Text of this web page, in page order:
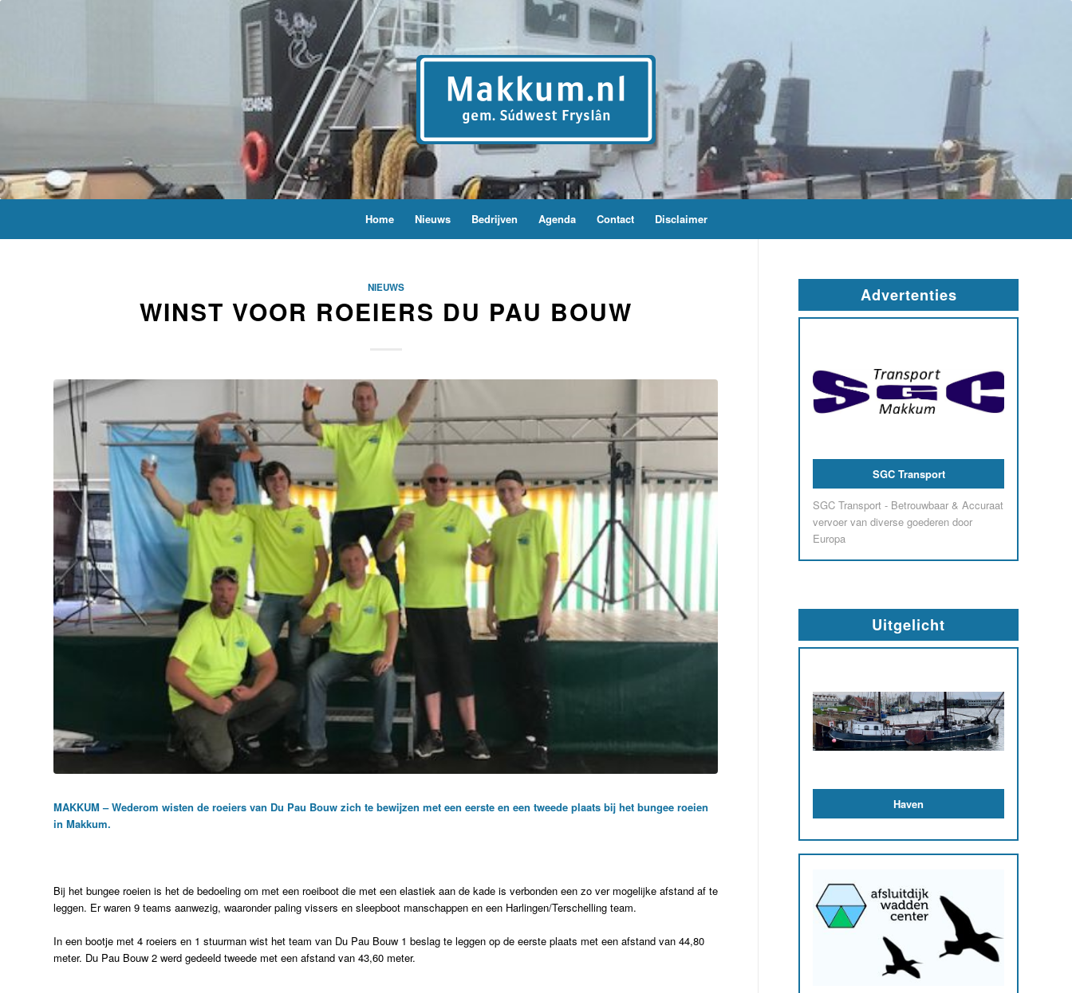
Home Nieuws Bedrijven Agenda Contact Disclaimer
NIEUWS
WINST VOOR ROEIERS DU PAU BOUW
MAKKUM – Wederom wisten de roeiers van Du Pau Bouw zich te bewijzen met een eerste en een tweede plaats bij het bungee roeien
in Makkum.
Bij het bungee roeien is het de bedoeling om met een roeiboot die met een elastiek aan de kade is verbonden een zo ver mogelijke afstand af te
leggen. Er waren 9 teams aanwezig, waaronder paling vissers en sleepboot manschappen en een Harlingen/Terschelling team.
In een bootje met 4 roeiers en 1 stuurman wist het team van Du Pau Bouw 1 beslag te leggen op de eerste plaats met een afstand van 44,80
meter. Du Pau Bouw 2 werd gedeeld tweede met een afstand van 43,60 meter.
Advertenties
Autobedrijf Kamstra
Ons familiebedrijf bestaat al meer dan 25
jaar en is gespecialiseerd in alle merken
auto’s, bedrijfswagens, campers, trailers
Uitgelicht
Sluis Makkum